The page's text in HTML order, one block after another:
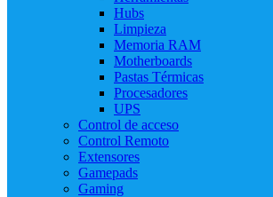
Hubs
Limpieza
Memoria RAM
Motherboards
Pastas Térmicas
Procesadores
UPS
Control de acceso
Control Remoto
Extensores
Gamepads
Gaming